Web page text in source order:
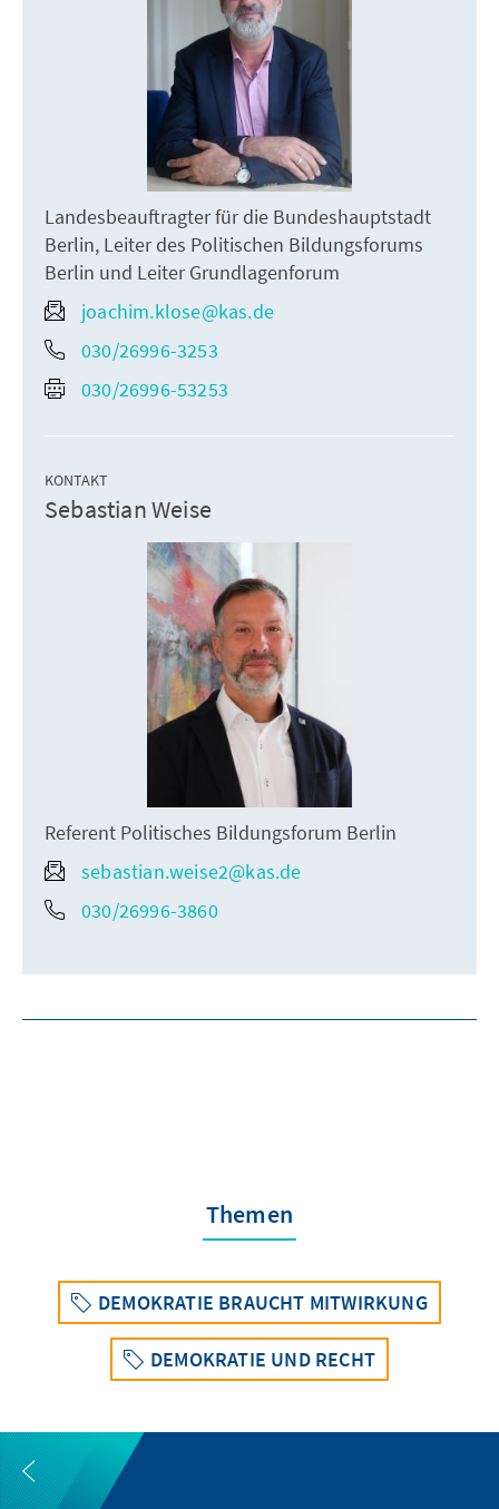
Landesbeauftragter für die Bundeshauptstadt
Berlin, Leiter des Politischen Bildungsforums
Berlin und Leiter Grundlagenforum
joachim.klose@kas.de
030/26996-3253
030/26996-53253
KONTAKT
Sebastian Weise
Referent Politisches Bildungsforum Berlin
sebastian.weise2@kas.de
030/26996-3860
Themen
DEMOKRATIE BRAUCHT MITWIRKUNG
DEMOKRATIE UND RECHT